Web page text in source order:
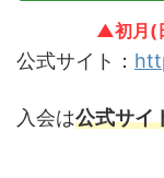
▲初月(
公式サイト：
入会は公式サイ